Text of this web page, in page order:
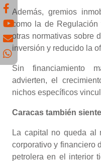
Además, gremios
como la de
otras normativas sobre
inversión y reducido la
Sin financiamiento
advierten, el
nichos específicos
Caracas también
La capital no queda al
corporativo y financiero
petrolera en el interior